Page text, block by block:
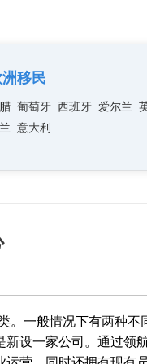
移民
葡萄牙 西班牙 爱尔兰
意大利
一般情况下有两种不
设一家公司。通过领